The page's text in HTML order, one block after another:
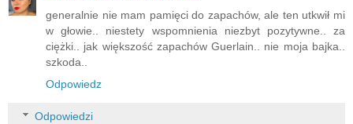
generalnie nie mam pamięci do zapachów, ale ten utkwił mi
w głowie.. niestety wspomnienia niezbyt pozytywne.. za
ciężki.. jak większość zapachów Guerlain.. nie moja bajka..
szkoda..
Odpowiedz
Odpowiedzi